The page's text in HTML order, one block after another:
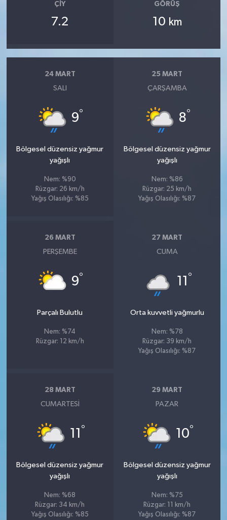
ÇIY
7.2
GÖRÜŞ
10 km
24 MART
SALI
9°
Bölgesel düzensiz yağmur
yağışlı
Nem: %90
Rüzgar: 26 km/h
Yağış Olasılığı: %85
25 MART
ÇARŞAMBA
8°
Bölgesel düzensiz yağmur
yağışlı
Nem: %86
Rüzgar: 25 km/h
Yağış Olasılığı: %87
26 MART
PERŞEMBE
9°
Parçalı Bulutlu
Nem: %74
Rüzgar: 12 km/h
27 MART
CUMA
11 °
Orta kuvvetli yağmurlu
Nem: %78
Rüzgar: 39 km/h
Yağış Olasılığı: %87
28 MART
CUMARTESI
11 °
Bölgesel düzensiz yağmur
yağışlı
Nem: %68
Rüzgar: 34 km/h
Yağış Olasılığı: %85
29 MART
PAZAR
10°
Bölgesel düzensiz yağmur
yağışlı
Nem: %75
Rüzgar: 11 km/h
Yağış Olasılığı: %87